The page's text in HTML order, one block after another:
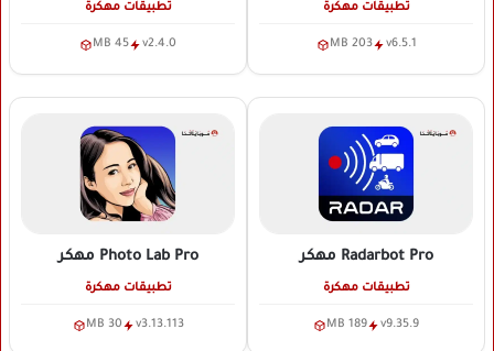
تطبيقات مهكرة
v6.5.1
203 MB
تطبيقات مهكرة
v2.4.0
45 MB
Radarbot Pro مهكر
تطبيقات مهكرة
v9.35.9
189 MB
Photo Lab Pro مهكر
تطبيقات مهكرة
v3.13.113
30 MB